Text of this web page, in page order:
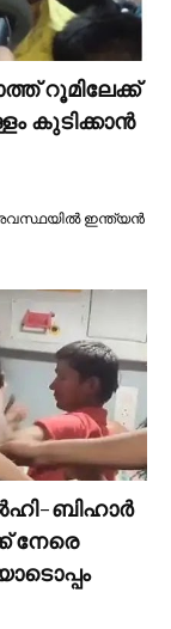
റൂമിലേക്ക്
കുടിക്കാന്‍
അവസ്ഥയില്‍ ഇന്ത്യന്‍
ബിഹാര്‍
നേരെ